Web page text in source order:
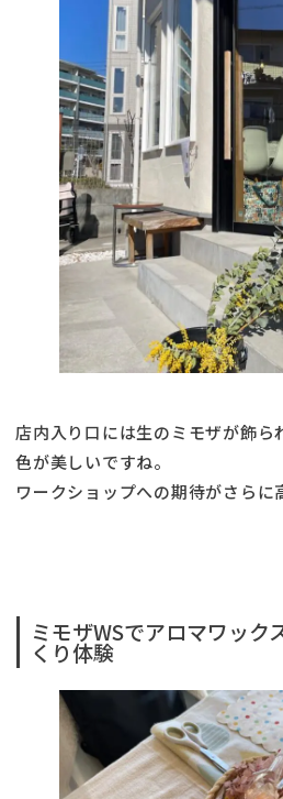
店内入り口には生のミモザが飾ら
色が美しいですね。
ワークショップへの期待がさらに
ミモザWSでアロマワック
くり体験